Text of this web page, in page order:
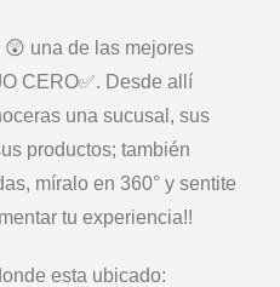
una de las mejores
CERO✅. Desde allí
una sucusal, sus
productos; también
míralo en 360° y sentite
tu experiencia!!
esta ubicado: